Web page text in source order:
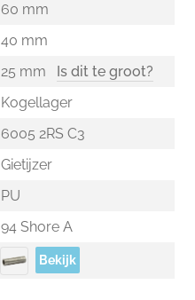
60 mm
40 mm
25 mm
Is dit te groot?
Kogellager
6005 2RS C3
Gietijzer
PU
94 Shore A
Bekijk